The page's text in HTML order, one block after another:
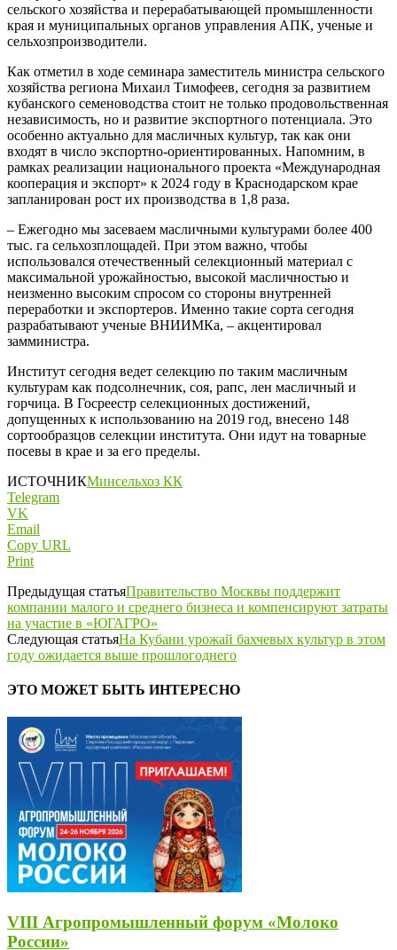
сельского хозяйства и перерабатывающей промышленности
края и муниципальных органов управления АПК, ученые и
сельхозпроизводители.
Как отметил в ходе семинара заместитель министра сельского
хозяйства региона Михаил Тимофеев, сегодня за развитием
кубанского семеноводства стоит не только продовольственная
независимость, но и развитие экспортного потенциала. Это
особенно актуально для масличных культур, так как они
входят в число экспортно-ориентированных. Напомним, в
рамках реализации национального проекта «Международная
кооперация и экспорт» к 2024 году в Краснодарском крае
запланирован рост их производства в 1,8 раза.
– Ежегодно мы засеваем масличными культурами более 400
тыс. га сельхозплощадей. При этом важно, чтобы
использовался отечественный селекционный материал с
максимальной урожайностью, высокой масличностью и
неизменно высоким спросом со стороны внутренней
переработки и экспортеров. Именно такие сорта сегодня
разрабатывают ученые ВНИИМКа, – акцентировал
замминистра.
Институт сегодня ведет селекцию по таким масличным
культурам как подсолнечник, соя, рапс, лен масличный и
горчица. В Госреестр селекционных достижений,
допущенных к использованию на 2019 год, внесено 148
сортообразцов селекции института. Они идут на товарные
посевы в крае и за его пределы.
ИСТОЧНИКМинсельхоз КК
Telegram
VK
Email
Copy URL
Print
Предыдущая статьяПравительство Москвы поддержит
компании малого и среднего бизнеса и компенсируют затраты
на участие в «ЮГАГРО»
Следующая статьяНа Кубани урожай бахчевых культур в этом
году ожидается выше прошлогоднего
ЭТО МОЖЕТ БЫТЬ ИНТЕРЕСНО
VIII Агропромышленный форум «Молоко
России»